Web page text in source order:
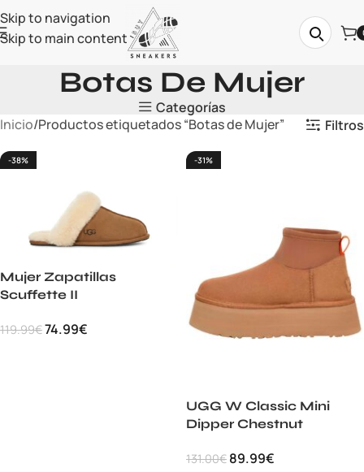
Skip to navigation
Skip to main content
Botas De Mujer
Categorías
Inicio Productos etiquetados “Botas de Mujer” Filtros
-38%
Mujer Zapatillas
Scuffette II
119.99€74.99€
-31%
UGG W Classic Mini
Dipper Chestnut
131.00€ 89.99€